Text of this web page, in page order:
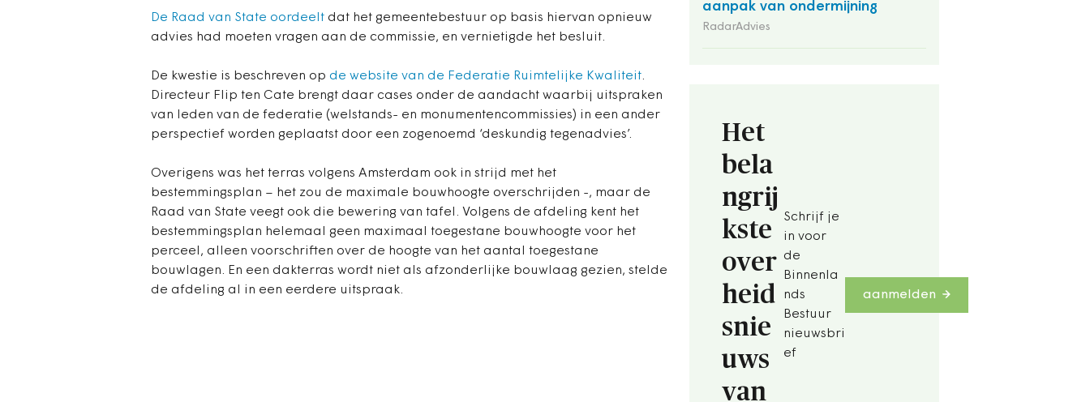
De Raad van State oordeelt dat het gemeentebestuur op basis hiervan opnieuw
advies had moeten vragen aan de commissie, en vernietigde het besluit.
De kwestie is beschreven op de website van de Federatie Ruimtelijke Kwaliteit.
Directeur Flip ten Cate brengt daar cases onder de aandacht waarbij uitspraken
van leden van de federatie (welstands- en monumentencommissies) in een ander
perspectief worden geplaatst door een zogenoemd ‘deskundig tegenadvies’.
Overigens was het terras volgens Amsterdam ook in strijd met het
bestemmingsplan – het zou de maximale bouwhoogte overschrijden -, maar de
Raad van State veegt ook die bewering van tafel. Volgens de afdeling kent het
bestemmingsplan helemaal geen maximaal toegestane bouwhoogte voor het
perceel, alleen voorschriften over de hoogte van het aantal toegestane
bouwlagen. En een dakterras wordt niet als afzonderlijke bouwlaag gezien, stelde
de afdeling al in een eerdere uitspraak.
aanpak van ondermijning
RadarAdvies
Het
bela
ngrij
kste
over
heid
snie
uws
van
Schrijf je
in voor
de
Binnenla
nds
Bestuur
nieuwsbri
ef
aanmelden